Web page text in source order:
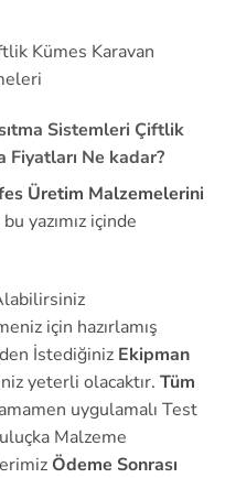
Kümes Karavan
Sistemleri Çiftlik
Fiyatları Ne kadar?
Üretim Malzemelerini
yazımız içinde
için hazırlamış
İstediğiniz Ekipman
yeterli olacaktır. Tüm
uygulamalı Test
Malzeme
Ödeme Sonrası